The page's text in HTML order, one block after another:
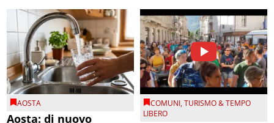
AOSTA
Aosta: di nuovo
COMUNI,TURISMO & TEMPO
LIBERO